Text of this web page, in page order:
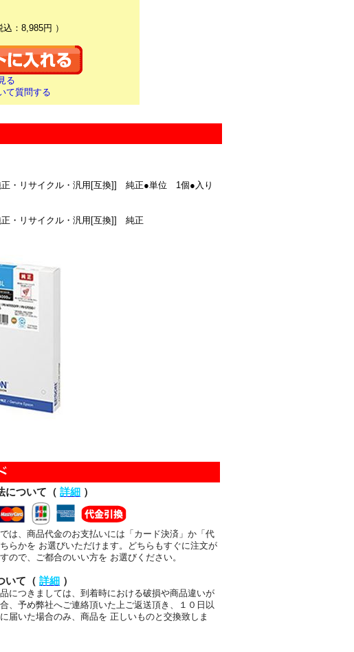
込：8,985円 ）
る
て質問する
・リサイクル・汎用[互換]] 純正●単位 1個●入り
・リサイクル・汎用[互換]] 純正
について（ 詳細 ）
は、商品代金のお支払いには「カード決済」か「代
らかを お選びいただけます。どちらもすぐに注文が
ので、ご都合のいい方を お選びください。
いて（ 詳細 ）
につきましては、到着時における破損や商品違いが
、予め弊社へご連絡頂いた上ご返送頂き、１０日以
届いた場合のみ、商品を 正しいものと交換致しま